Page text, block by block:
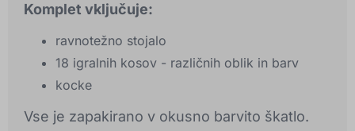
Komplet vključuje:
ravnotežno stojalo
18 igralnih kosov - različnih oblik in barv
kocke
Vse je zapakirano v okusno barvito škatlo.